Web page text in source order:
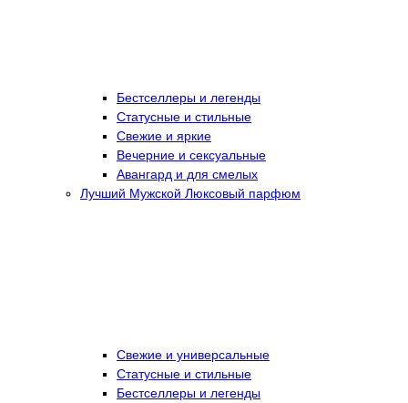
Бестселлеры и легенды
Статусные и стильные
Свежие и яркие
Вечерние и сексуальные
Авангард и для смелых
Лучший Мужской Люксовый парфюм
Свежие и универсальные
Статусные и стильные
Бестселлеры и легенды